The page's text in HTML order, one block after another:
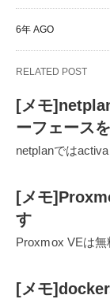
6年 AGO
RELATED POST
[メモ
ーフェース
netplanでは
[メモ
す
Proxmox VEは
[メモ